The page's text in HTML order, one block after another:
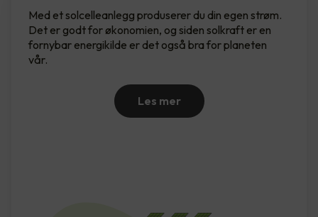
Med et solcelleanlegg produserer du din egen strøm.
Det er godt for økonomien, og siden solkraft er en
fornybar energikilde er det også bra for planeten
vår.
Les mer